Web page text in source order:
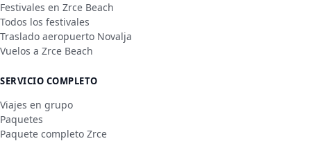
Festivales en Zrce Beach
Todos los festivales
Traslado aeropuerto Novalja
Vuelos a Zrce Beach
SERVICIO COMPLETO
Viajes en grupo
Paquetes
Paquete completo Zrce